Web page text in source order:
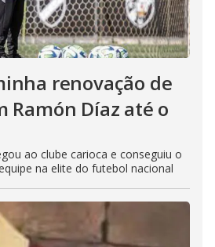
renovação de
Ramón Díaz até o
ao clube carioca e conseguiu o
na elite do futebol nacional